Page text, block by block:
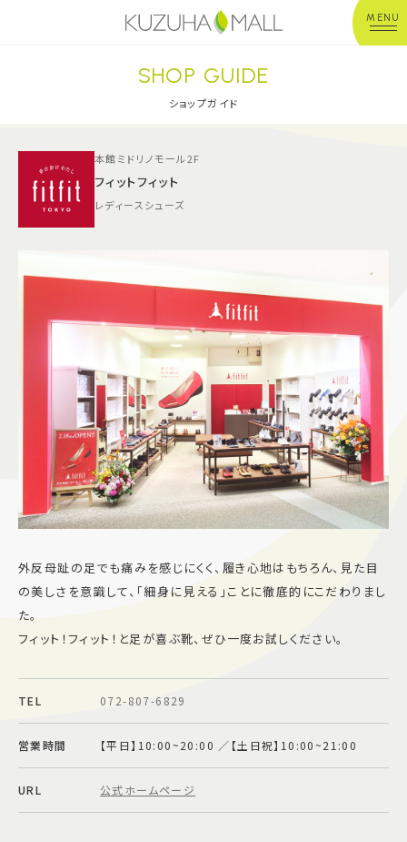
MENU
年中無休平 日：10:00~20:00
※店舗により異なる
ショップガイド
グルメ＆フード
イベント
キッズ＆ベビー
施設案内
アクセス＆駐車場
サイトマップ
プライバシーポリシー
Follow US
SHOP GUIDE
ショップガイド
本館ミドリノモール2F
フィットフィット
レディースシューズ
外反母趾の足でも痛みを感じにくく、履き心地はもちろん、見た目
の美しさを意識して、「細身に見える」ことに徹底的にこだわりまし
た。
フィット！フィット！と足が喜ぶ靴、ぜひ一度お試しください。
TEL 072-807-6829
営業時間 【平日】10:00~20:00 ／【土日祝】10:00~21:00
URL 公式ホームページ